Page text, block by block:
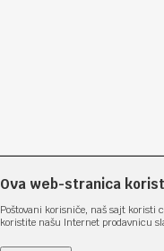
Ova web-stranica
Poštovani korisniče, naš sajt koristi
koristite našu Internet prodavnicu